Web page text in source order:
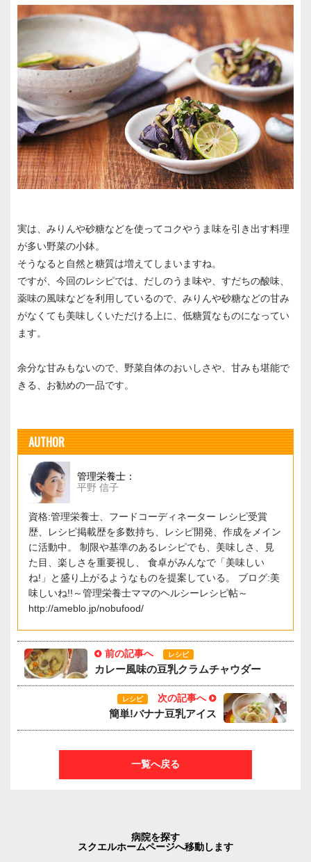
実は、みりんや砂糖などを使ってコクやうま味を引き出す料理
が多い野菜の小鉢。
そうなると自然と糖質は増えてしまいますね。
ですが、今回のレシピでは、だしのうま味や、すだちの酸味、
薬味の風味などを利用しているので、みりんや砂糖などの甘み
がなくても美味しくいただける上に、低糖質なものになってい
ます。
余分な甘みもないので、野菜自体のおいしさや、甘みも堪能で
きる、お勧めの一品です。
AUTHOR
管理栄養士：
平野 信子
資格:管理栄養士、フードコーディネーター レシピ受賞
歴、レシピ掲載歴を多数持ち、レシピ開発、作成をメイン
に活動中。 制限や基準のあるレシピでも、美味しさ、見
た目、楽しさを重要視し、 食卓がみんなで「美味しい
ね!」と盛り上がるようなものを提案している。 ブログ:美
味しいね!!～管理栄養士ママのヘルシーレシピ帖～
http://ameblo.jp/nobufood/
前の記事へ レシピ
カレー風味の豆乳クラムチャウダー
レシピ 次の記事へ
簡単!バナナ豆乳アイス
一覧へ戻る
病院を探す
スクエルホームページへ移動します